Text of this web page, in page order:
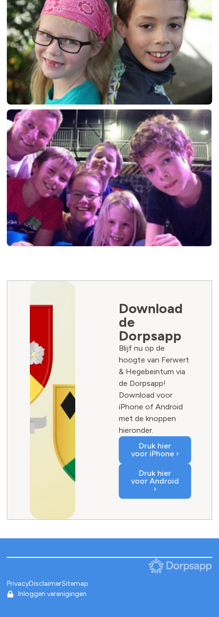
Download
de
Dorpsapp
Blijf nu op de
hoogte van Ferwert
& Hegebeintum via
de Dorpsapp!
Download voor
iPhone of Android
met de knoppen
hieronder.
Druk hier
voor iPhone ›
Druk hier
voor Android
›
PrivacyDisclaimerSitemap
Inloggen verenigingen